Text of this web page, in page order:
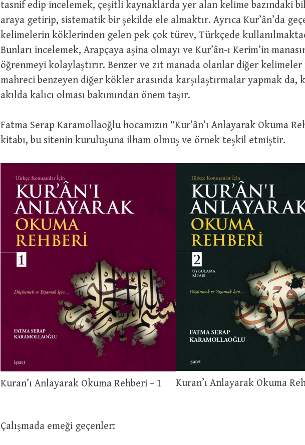
tasnif edip incelemek, çeşitli kaynaklarda yer alan kelime bazındaki
araya getirip, sistematik bir şekilde ele almaktır. Ayrıca Kur’ân’da
kelimelerin köklerinden gelen pek çok türev, Türkçede
Bunları incelemek, Arapçaya aşina olmayı ve Kur’ân-ı Kerim’in
öğrenmeyi kolaylaştırır. Benzer ve zıt manada olanlar diğer kelimeler
mahreci benzeyen diğer kökler arasında karşılaştırmalar yapmak da,
akılda kalıcı olması bakımından önem taşır.
Fatma Serap Karamollaoğlu hocamızın “Kur’ân’ı Anlayarak Okuma
kitabı, bu sitenin kuruluşuna ilham olmuş ve örnek teşkil etmiştir.
Kuran’ı Anlayarak Okuma Rehberi – 1 Kuran’ı Anlayarak Okuma
Çalışmada emeği geçenler: